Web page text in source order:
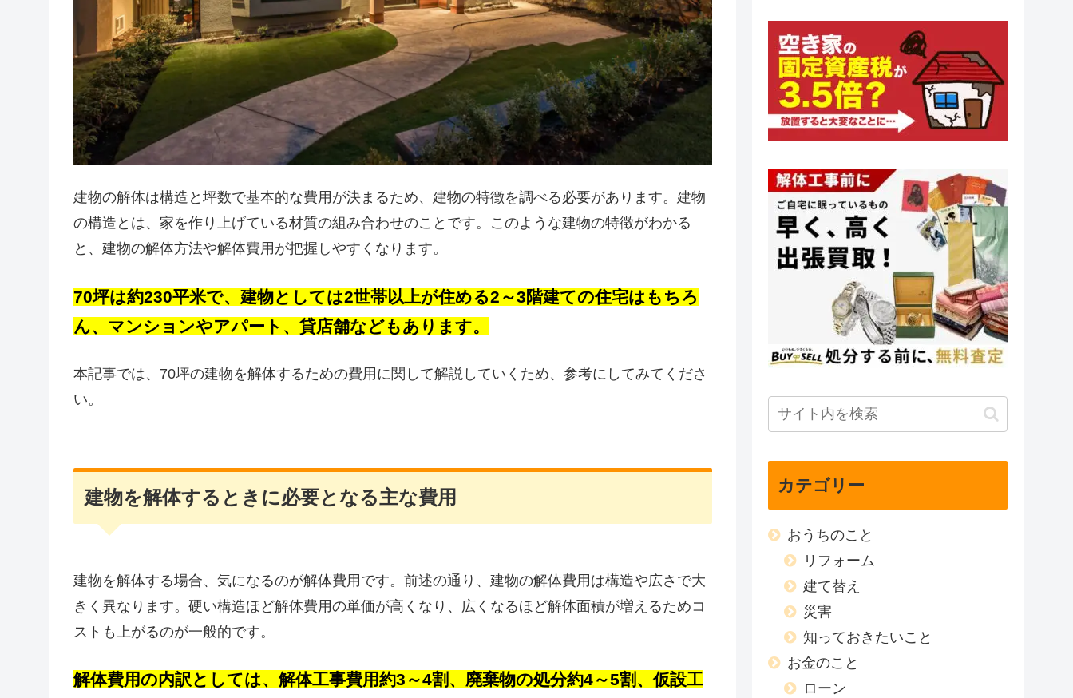
建物の解体は構造と坪数で基本的な費用が決まるため、建物の特徴を調べる必要があります。建物
の構造とは、家を作り上げている材質の組み合わせのことです。このような建物の特徴がわかる
と、建物の解体方法や解体費用が把握しやすくなります。
70坪は約230平米で、建物としては2世帯以上が住める2～3階建ての住宅はもちろ
ん、マンションやアパート、貸店舗などもあります。
本記事では、70坪の建物を解体するための費用に関して解説していくため、参考にしてみてくださ
い。
建物を解体するときに必要となる主な費用
建物を解体する場合、気になるのが解体費用です。前述の通り、建物の解体費用は構造や広さで大
きく異なります。硬い構造ほど解体費用の単価が高くなり、広くなるほど解体面積が増えるためコ
ストも上がるのが一般的です。
解体費用の内訳としては、解体工事費用約3～4割、廃棄物の処分約4～5割、仮設工
カテゴリー
おうちのこと
リフォーム
建て替え
災害
知っておきたいこと
お金のこと
ローン